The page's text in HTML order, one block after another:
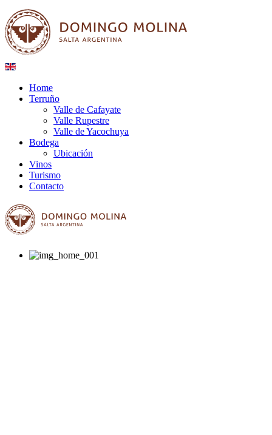
Home
Terruño
Valle de Cafayate
Valle Rupestre
Valle de Yacochuya
Bodega
Ubicación
Vinos
Turismo
Contacto